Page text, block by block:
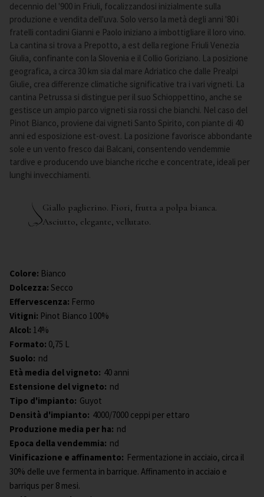
decennio del '900 in Friuli, focalizzandosi inizialmente sulla
produzione e vendita dell'uva. Solo verso la metà degli anni '80 i
fratelli contadini Gianni e Paolo iniziano a imbottigliare il loro vino.
La cantina si trova a Prepotto, a est della regione Friuli Venezia
Giulia, confinante con la Slovenia e il Collio Goriziano. La posizione
geografica, a circa 30 km sia dal mare Adriatico che dalle Prealpi
Giulie, crea differenze climatiche significative tra i vari vigneti. La
cantina Petrussa si distingue per il suo Schioppettino, anche se
gestisce un ampio parco vigneti sia rossi che bianchi. Nel caso del
Pinot Bianco, proviene dai vigneti Santo Spirito, con piante di 40
anni ed esposizione est-ovest. La posizione favorisce abbondante
sole e un vento fresco dai Balcani, consentendo vendemmie
tardive e producendo uve bianche ricche e concentrate, ideali per
lunghi invecchiamenti.
Giallo paglierino. Fiori, frutta a polpa bianca.
Asciutto, elegante, vellutato.
Colore: Bianco
Dolcezza: Secco
Effervescenza: Fermo
Vitigni: Pinot Bianco 100%
Alcol: 14%
Formato: 0,75 L
Suolo: nd
Età media del vigneto: 40 anni
Estensione del vigneto: nd
Tipo d'impianto: Guyot
Densità d'impianto: 4000/7000 ceppi per ettaro
Produzione media per ha: nd
Epoca della vendemmia: nd
Vinificazione e affinamento: Fermentazione in acciaio, circa il
30% delle uve fermenta in barrique. Affinamento in acciaio e
barriqus per 8 mesi.